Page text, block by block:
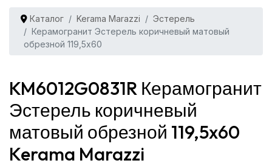
Каталог Kerama Marazzi
Эстерель
Керамогранит Эстерель коричневый матовый
обрезной 119,5x60
KM6012G0831R Керамогранит
Эстерель коричневый
матовый обрезной 119,5x60
Kerama Marazzi